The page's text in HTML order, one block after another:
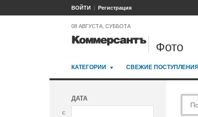
ВОЙТИ Регистрация
08 АВГУСТА, СУББОТА
Фото
КАТЕГОРИИ СВЕЖИЕ ПОСТУПЛЕНИЯ
ДАТА
с